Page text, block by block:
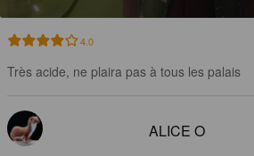
4.0
Très acide, ne plaira pas à tous les palais
ALICE O